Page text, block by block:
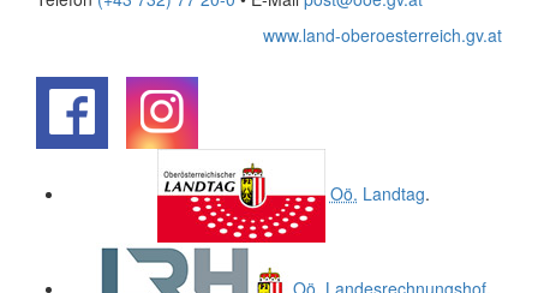
www.land-oberoesterreich.gv.at
Oö. Landtag.
Oö. Landesrechnungshof.